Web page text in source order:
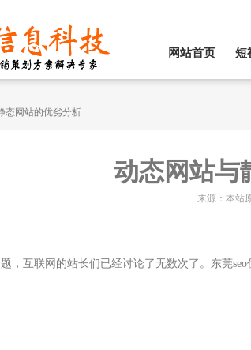
网站首页 短
态网站的优劣分析
动态网站与
来源：本站
，互联网的站长们已经讨论了无数次了。东莞